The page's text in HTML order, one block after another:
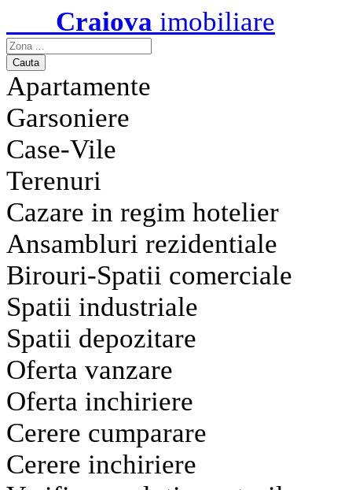
Craiova imobiliare
Apartamente
Garsoniere
Case-Vile
Terenuri
Cazare in regim hotelier
Ansambluri rezidentiale
Birouri-Spatii comerciale
Spatii industriale
Spatii depozitare
Oferta vanzare
Oferta inchiriere
Cerere cumparare
Cerere inchiriere